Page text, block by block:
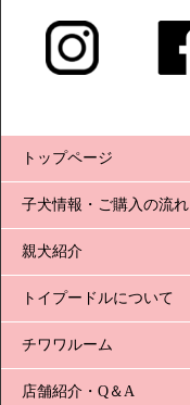
トップページ
子犬情報・ご購入の流れ
親犬紹介
トイプードルについて
チワワルーム
店舗紹介・Q＆A